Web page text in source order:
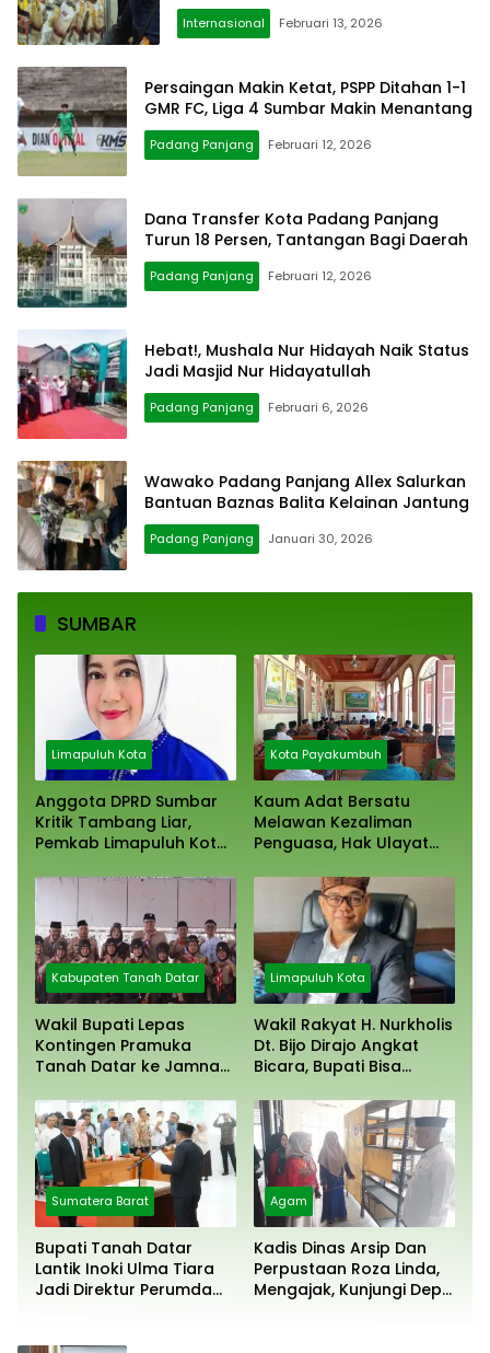
Internasional Februari 13, 2026
Persaingan Makin Ketat, PSPP Ditahan 1-1
GMR FC, Liga 4 Sumbar Makin Menantang
Padang Panjang Februari 12, 2026
Dana Transfer Kota Padang Panjang
Turun 18 Persen, Tantangan Bagi Daerah
Padang Panjang Februari 12, 2026
Hebat!, Mushala Nur Hidayah Naik Status
Jadi Masjid Nur Hidayatullah
Padang Panjang Februari 6, 2026
Wawako Padang Panjang Allex Salurkan
Bantuan Baznas Balita Kelainan Jantung
Padang Panjang Januari 30, 2026
SUMBAR
Limapuluh Kota
Anggota DPRD Sumbar
Kritik Tambang Liar,
Pemkab Limapuluh Kota
Kota Payakumbuh
Kaum Adat Bersatu
Melawan Kezaliman
Penguasa, Hak Ulayat
Kabupaten Tanah Datar
Wakil Bupati Lepas
Kontingen Pramuka
Tanah Datar ke Jamnas
Limapuluh Kota
Wakil Rakyat H. Nurkholis
Dt. Bijo Dirajo Angkat
Bicara, Bupati Bisa
Sumatera Barat
Bupati Tanah Datar
Lantik Inoki Ulma Tiara
Jadi Direktur Perumda
Agam
Kadis Dinas Arsip Dan
Perpustaan Roza Linda,
Mengajak, Kunjungi Depo